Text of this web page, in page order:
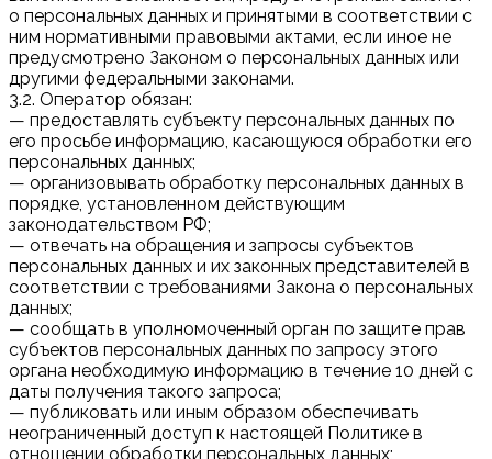
о персональных данных и принятыми в соответствии с
ним нормативными правовыми актами, если иное не
предусмотрено Законом о персональных данных или
другими федеральными законами.
3.2. Оператор обязан:
— предоставлять субъекту персональных данных по
его просьбе информацию, касающуюся обработки его
персональных данных;
— организовывать обработку персональных данных в
порядке, установленном действующим
законодательством РФ;
— отвечать на обращения и запросы субъектов
персональных данных и их законных представителей в
соответствии с требованиями Закона о персональных
данных;
— сообщать в уполномоченный орган по защите прав
субъектов персональных данных по запросу этого
органа необходимую информацию в течение 10 дней с
даты получения такого запроса;
— публиковать или иным образом обеспечивать
неограниченный доступ к настоящей Политике в
отношении обработки персональных данных;